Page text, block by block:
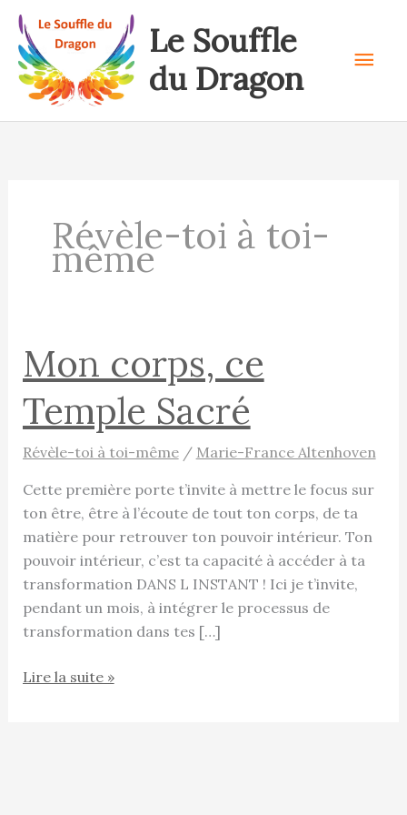
Aller
contenu
Le Souffle
du Dragon
Révèle-toi à toi-
même
Mon corps, ce
Temple Sacré
Révèle-toi à toi-même/ Marie-France Altenhoven
Cette première porte t’invite à mettre le focus sur
ton être, être à l’écoute de tout ton corps, de ta
matière pour retrouver ton pouvoir intérieur. Ton
pouvoir intérieur, c’est ta capacité à accéder à ta
transformation DANS L INSTANT ! Ici je t’invite,
pendant un mois, à intégrer le processus de
transformation dans tes […]
Mon
Lire la suite »